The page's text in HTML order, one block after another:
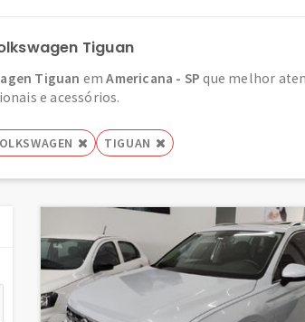
Tiguan
Tiguan emAmericana - SP que melhor
e acessórios.
TIGUAN